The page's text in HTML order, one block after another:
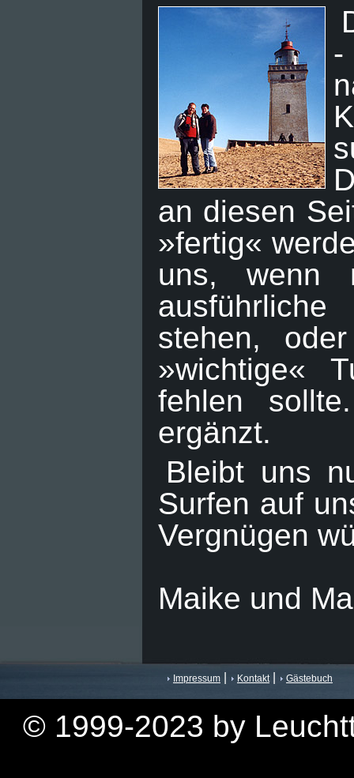
-
an diesen
»fertig«
uns, wenn
stehen,
»wichtige«
fehlen
ergänzt.
Bleibt uns
Surfen auf
Vergnügen
Maike und
Impressum Kontakt Gästebuch
© 1999-2023 by